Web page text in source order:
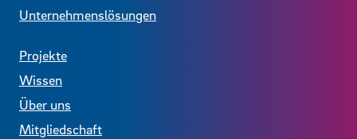
Unternehmenslösungen
Projekte
Wissen
Über uns
Mitgliedschaft